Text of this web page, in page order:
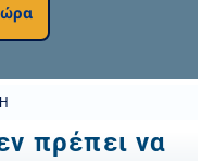
πρέπει να